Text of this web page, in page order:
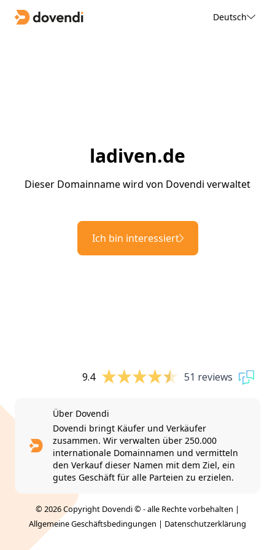
Deutsch
ladiven.de
Dieser Domainname wird von Dovendi verwaltet
Ich bin interessiert
9.4 51 reviews
Über Dovendi
Dovendi bringt Käufer und Verkäufer
zusammen. Wir verwalten über 250.000
internationale Domainnamen und vermitteln
den Verkauf dieser Namen mit dem Ziel, ein
gutes Geschäft für alle Parteien zu erzielen.
© 2026 Copyright Dovendi © - alle Rechte vorbehalten |
Allgemeine Geschäftsbedingungen | Datenschutzerklärung